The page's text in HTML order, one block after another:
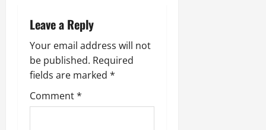
v
i
g
a
t
Leave a Reply
Your email address will not
be published. Required
fields are marked *
Comment*